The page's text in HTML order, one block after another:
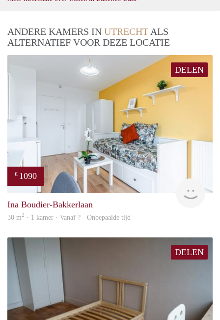
ANDERE KAMERS IN UTRECHTALS
ALTERNATIEF VOOR DEZE LOCATIE
DELEN
€ 1090
Ina Boudier-Bakkerlaan
30 m2 · 1 kamer · Vanaf ? - Onbepaalde tijd
DELEN